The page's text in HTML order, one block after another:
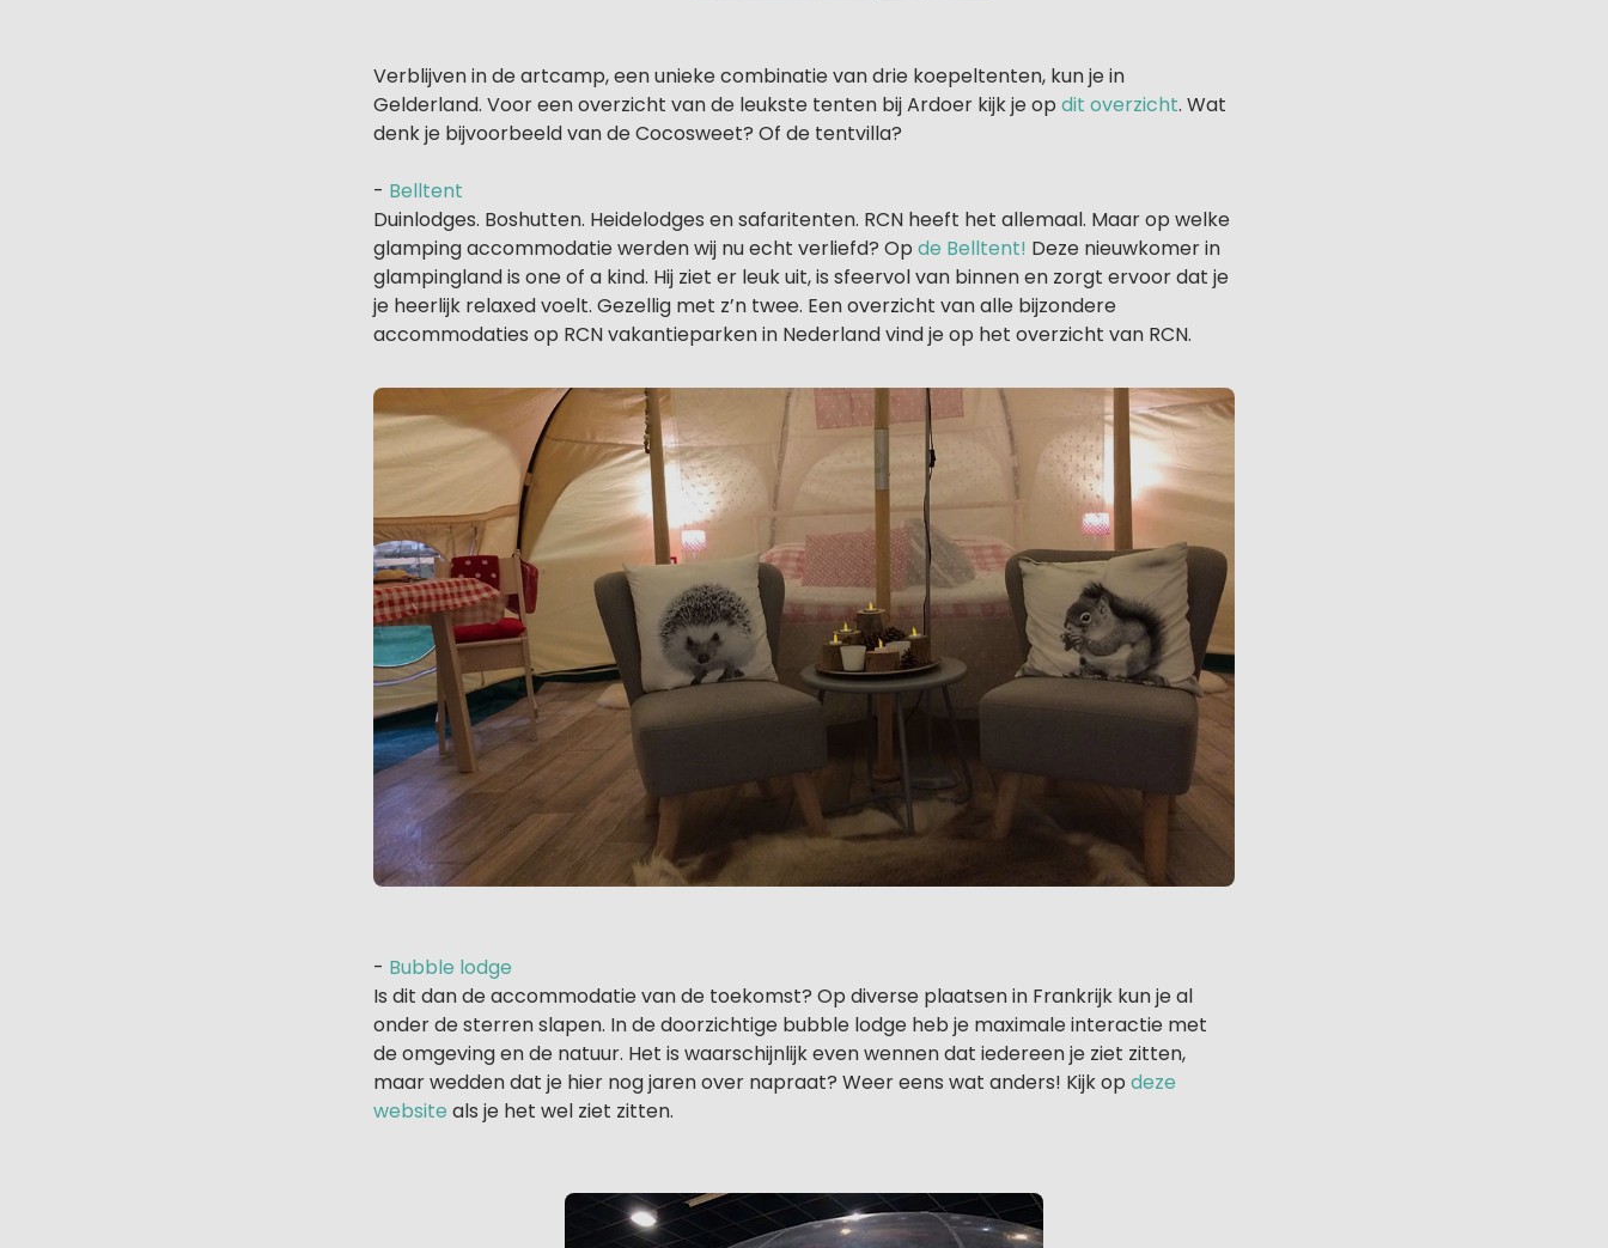
Verblijven in de artcamp, een unieke combinatie van drie koepeltenten, kun je in
Gelderland. Voor een overzicht van de leukste tenten bij Ardoer kijk je op dit overzicht. Wat
denk je bijvoorbeeld van de Cocosweet? Of de tentvilla?
- Belltent
Duinlodges. Boshutten. Heidelodges en safaritenten. RCN heeft het allemaal. Maar op welke
glamping accommodatie werden wij nu echt verliefd? Op de Belltent! Deze nieuwkomer in
glampingland is one of a kind. Hij ziet er leuk uit, is sfeervol van binnen en zorgt ervoor dat je
je heerlijk relaxed voelt. Gezellig met z’n twee. Een overzicht van alle bijzondere
accommodaties op RCN vakantieparken in Nederland vind je op het overzicht van RCN.
- Bubble lodge
Is dit dan de accommodatie van de toekomst? Op diverse plaatsen in Frankrijk kun je al
onder de sterren slapen. In de doorzichtige bubble lodge heb je maximale interactie met
de omgeving en de natuur. Het is waarschijnlijk even wennen dat iedereen je ziet zitten,
maar wedden dat je hier nog jaren over napraat? Weer eens wat anders! Kijk op deze
website als je het wel ziet zitten.